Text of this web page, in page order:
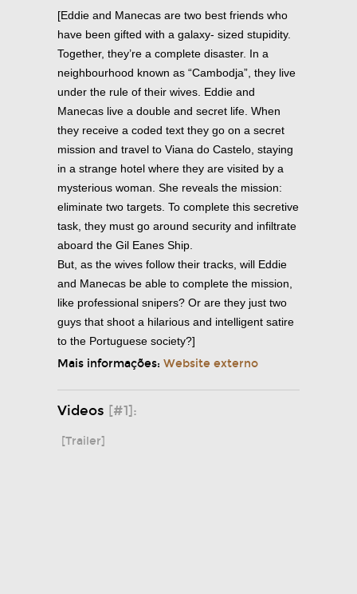
[Eddie and Manecas are two best friends who
have been gifted with a galaxy- sized stupidity.
Together, they’re a complete disaster. In a
neighbourhood known as “Cambodja”, they live
under the rule of their wives. Eddie and
Manecas live a double and secret life. When
they receive a coded text they go on a secret
mission and travel to Viana do Castelo, staying
in a strange hotel where they are visited by a
mysterious woman. She reveals the mission:
eliminate two targets. To complete this secretive
task, they must go around security and infiltrate
aboard the Gil Eanes Ship.
But, as the wives follow their tracks, will Eddie
and Manecas be able to complete the mission,
like professional snipers? Or are they just two
guys that shoot a hilarious and intelligent satire
to the Portuguese society?]
Mais informações: Website externo
Videos [#1]:
[Trailer]